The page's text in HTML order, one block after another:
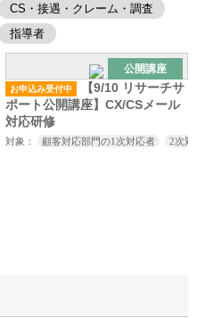
CS・接遇・クレーム・調査
指導者
修担当者/ お客様相談室/ コールセンター/
公開講座
お申込み受付中
【9/10 リサーチサ
ポート公開講座】CX/CSメール
対応研修
対象： 顧客対応部門の1次対応者 2次